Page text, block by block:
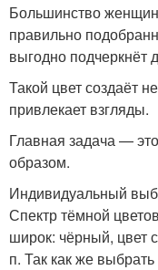
Большинство женщин
правильно
выгодно подчеркнёт
Такой цвет создаёт
привлекает взгляды.
Главная задача —
образом.
Индивидуальный
Спектр тёмной
широк: чёрный, цвет
п. Так как же